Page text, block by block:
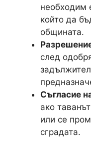
необходим
който да
общината.
след
Съгласие
ако
или се
сградата.